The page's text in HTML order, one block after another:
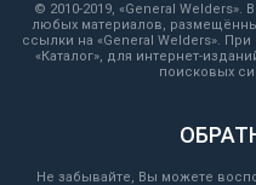
© 2010-2019, «General
любых материалов,
ссылки на «General Welders».
«Каталог», для интернет-
поисковых
Не забывайте, Вы можете